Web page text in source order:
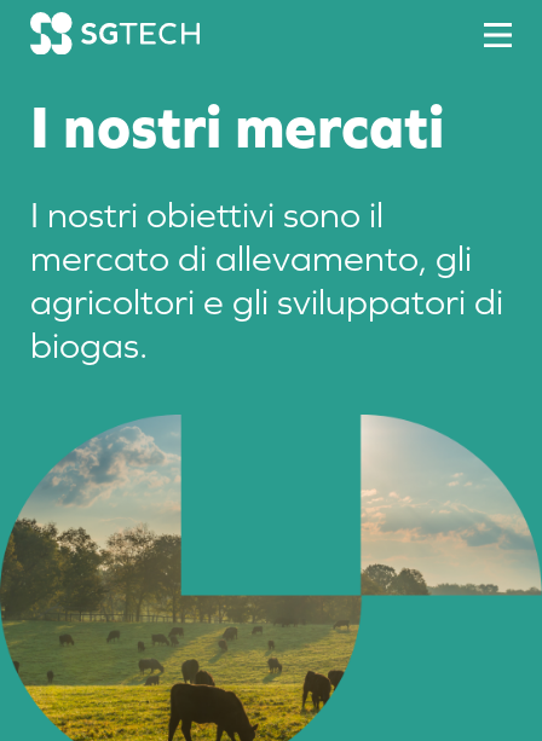
Skip to content
I nostri mercati
I nostri obiettivi sono il
mercato di allevamento, gli
agricoltori e gli sviluppatori di
biogas.